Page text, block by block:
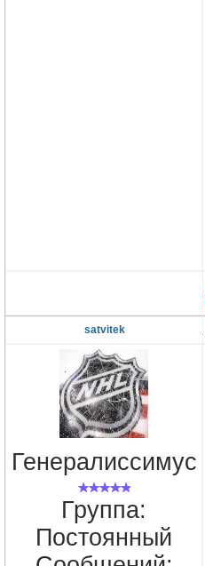
satvitek
Генералиссимус
Группа:
Постоянный